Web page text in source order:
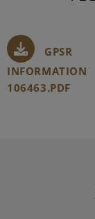
GPSR
INFORMATION
106463.PDF